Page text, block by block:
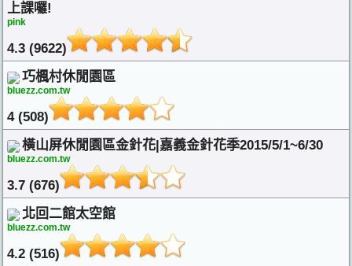
上課囉!
pink
4.3 (9622)
巧楓村休閒園區
bluezz.com.tw
4 (508)
橫山屏休閒園區金針花|嘉義金針花季2015/5/1~6/30
bluezz.com.tw
3.7 (676)
北回二館太空館
bluezz.com.tw
4.2 (516)